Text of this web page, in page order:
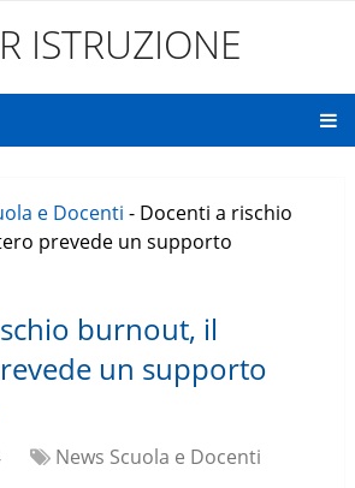
ISTRUZIONE
e Docenti - Docenti a rischio
prevede un supporto
burnout, il
un supporto
News Scuola e Docenti